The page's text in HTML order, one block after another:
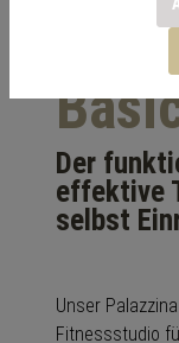
Der
effektive
selbst
Unser
Fitnessstudio